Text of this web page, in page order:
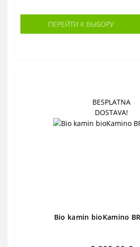
ПЕРЕЙТИ К ВЫБОРУ
BESPLATNA
DOSTAVA!
Bio kamin bioKamino